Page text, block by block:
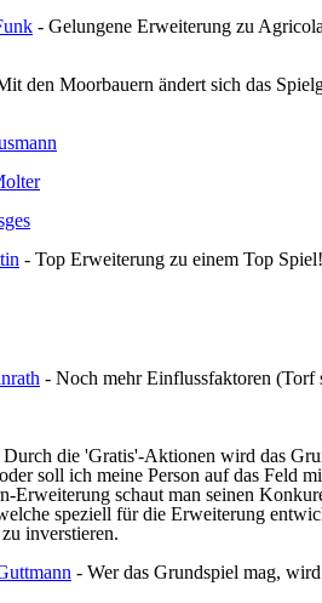
- Gelungene Erweiterung zu
den Moorbauern ändert sich das
- Top Erweiterung zu einem Top Spiel!
- Noch mehr Einflussfaktoren (Torf
die 'Gratis'-Aktionen wird das
soll ich meine Person auf das Feld
Erweiterung schaut man seinen
speziell für die Erweiterung
inverstieren.
- Wer das Grundspiel mag,